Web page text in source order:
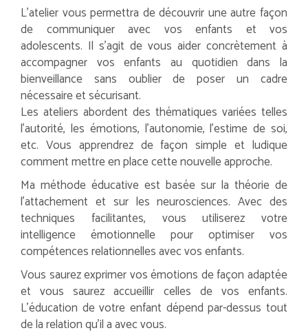
L’atelier vous permettra de découvrir une autre façon
de communiquer avec vos enfants et vos
adolescents. Il s’agit de vous aider concrètement à
accompagner vos enfants au quotidien dans la
bienveillance sans oublier de poser un cadre
nécessaire et sécurisant.
Les ateliers abordent des thématiques variées telles
l’autorité, les émotions, l’autonomie, l’estime de soi,
etc. Vous apprendrez de façon simple et ludique
comment mettre en place cette nouvelle approche.
Ma méthode éducative est basée sur la théorie de
l’attachement et sur les neurosciences. Avec des
techniques facilitantes, vous utiliserez votre
intelligence émotionnelle pour optimiser vos
compétences relationnelles avec vos enfants.
Vous saurez exprimer vos émotions de façon adaptée
et vous saurez accueillir celles de vos enfants.
L’éducation de votre enfant dépend par-dessus tout
de la relation qu’il a avec vous.